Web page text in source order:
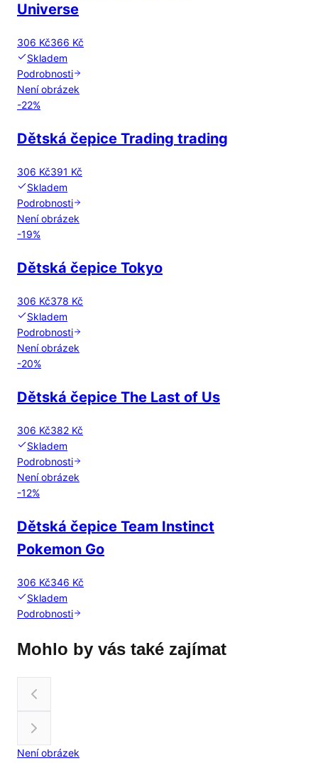
Universe
306 Kč366 Kč
Skladem
Podrobnosti
Není obrázek
-22%
Dětská čepice Trading trading
306 Kč391 Kč
Skladem
Podrobnosti
Není obrázek
-19%
Dětská čepice Tokyo
306 Kč378 Kč
Skladem
Podrobnosti
Není obrázek
-20%
Dětská čepice The Last of Us
306 Kč382 Kč
Skladem
Podrobnosti
Není obrázek
-12%
Dětská čepice Team Instinct
Pokemon Go
306 Kč346 Kč
Skladem
Podrobnosti
Mohlo by vás také zajímat
Není obrázek